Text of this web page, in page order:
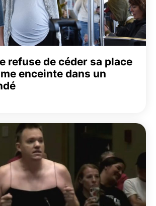
refuse de céder sa place
enceinte dans un